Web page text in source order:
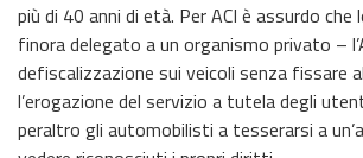
più di 40 anni di età. Per ACI è assurdo
finora delegato a un organismo privato –
defiscalizzazione sui veicoli senza fissare
l’erogazione del servizio a tutela degli
peraltro gli automobilisti a tesserarsi a